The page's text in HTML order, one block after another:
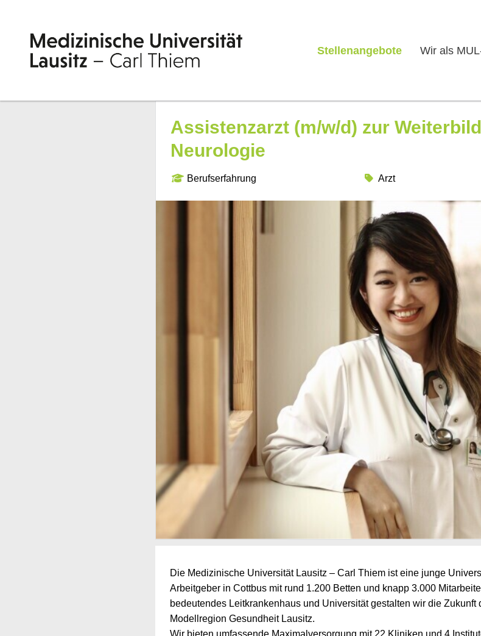
Stellenangebote Wir als
Assistenzarzt (m/w/d) zur
Neurologie
Berufserfahrung Arzt
Die Medizinische Universität Lausitz – Carl Thiem ist eine junge
Arbeitgeber in Cottbus mit rund 1.200 Betten und knapp 3.000
bedeutendes Leitkrankenhaus und Universität gestalten wir die
Modellregion Gesundheit Lausitz.
Wir bieten umfassende Maximalversorgung mit 22 Kliniken und 4